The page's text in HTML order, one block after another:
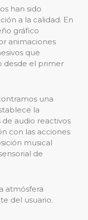
han sido
a la calidad. En
gráfico
animaciones
que
desde el primer
una
la
audio reactivos
con las acciones
musical
de
atmósfera
del usuario.